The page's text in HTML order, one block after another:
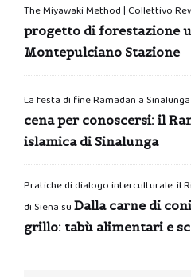
The Miyawaki Method | Collettivo
progetto di forestazione
Montepulciano Stazione
La festa di fine Ramadan a
cena per conoscersi: il
islamica di Sinalunga
Pratiche di dialogo interculturale: il
di Siena su Dalla carne di
grillo: tabù alimentari e